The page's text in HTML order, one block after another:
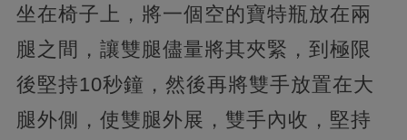
坐在椅子上，將一個空的寶特瓶放在兩
腿之間，讓雙腿儘量將其夾緊，到極限
後堅持10秒鐘，然後再將雙手放置在大
腿外側，使雙腿外展，雙手內收，堅持